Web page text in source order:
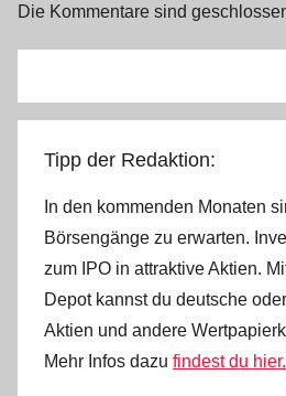
Die Kommentare sind
Tipp der Redaktion:
In den kommenden Monaten
Börsengänge zu erwarten.
zum IPO in attraktive Aktien.
Depot kannst du deutsche
Aktien und andere
Mehr Infos dazu findest du hier.